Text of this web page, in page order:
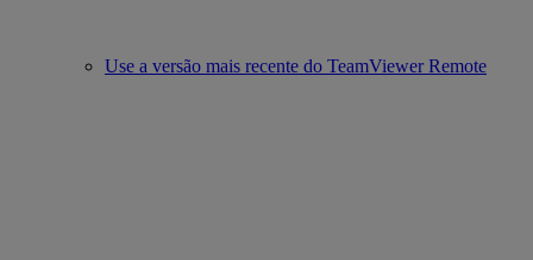
Use a versão mais recente do TeamViewer Remote